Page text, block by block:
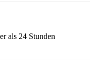
dass wir dich erst belasten,
als 24 Stunden